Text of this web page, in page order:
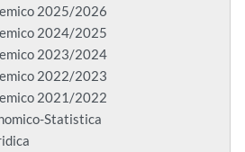
2025/2026
2024/2025
2023/2024
2022/2023
2021/2022
Statistica